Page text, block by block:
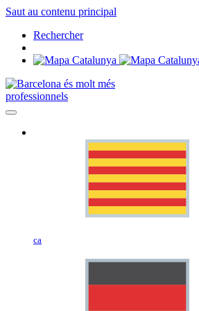
Saut au contenu principal
Rechercher
professionnels
ca